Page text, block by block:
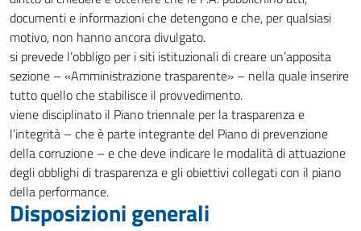
documenti e informazioni che detengono e che, per qualsiasi
motivo, non hanno ancora divulgato.
si prevede l’obbligo per i siti istituzionali di creare un’apposita
sezione – «Amministrazione trasparente» – nella quale inserire
tutto quello che stabilisce il provvedimento.
viene disciplinato il Piano triennale per la trasparenza e
l’integrità – che è parte integrante del Piano di prevenzione
della corruzione – e che deve indicare le modalità di attuazione
degli obblighi di trasparenza e gli obiettivi collegati con il piano
della performance.
Disposizioni generali